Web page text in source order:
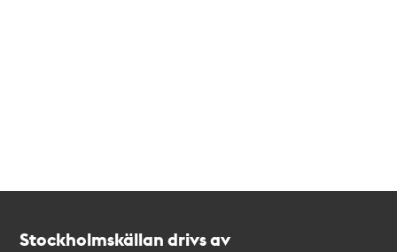
Stockholmskällan drivs av